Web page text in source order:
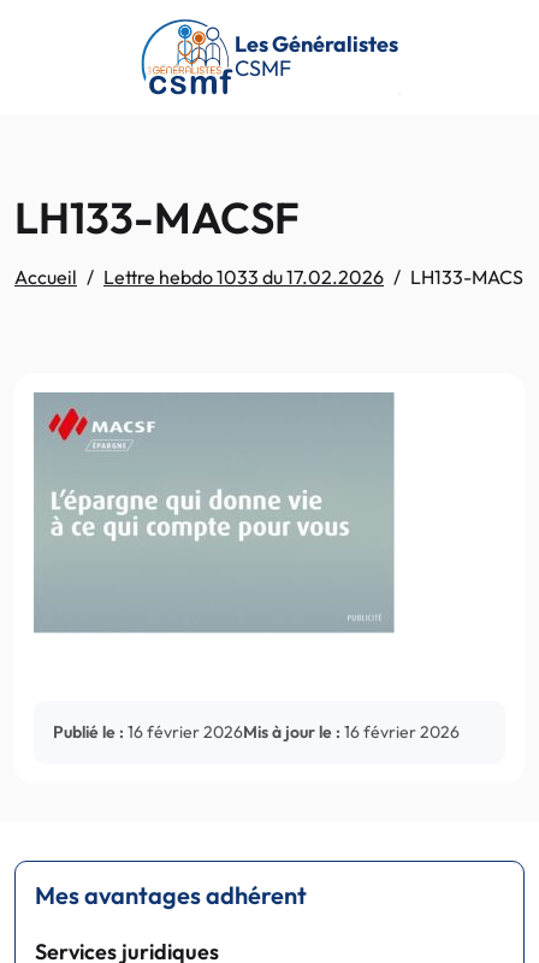
Passer au contenu principal
Les Généralistes
CSMF
LH133-MACSF
Accueil Lettre hebdo 1033 du 17.02.2026 LH133-MACSF
Publié le : 16 février 2026Mis à jour le : 16 février 2026
Mes avantages adhérent
Services juridiques